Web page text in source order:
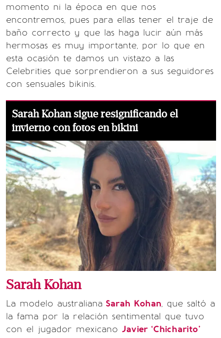
momento ni la época en que nos
encontremos, pues para ellas tener el traje de
baño correcto y que las haga lucir aún más
hermosas es muy importante, por lo que en
esta ocasión te damos un vistazo a las
Celebrities que sorprendieron a sus seguidores
con sensuales bikinis.
Sarah Kohan sigue resignificando el
invierno con fotos en bikini
Sarah Kohan
La modelo australiana Sarah Kohan, que saltó a
la fama por la relación sentimental que tuvo
con el jugador mexicano Javier ‘Chicharito’